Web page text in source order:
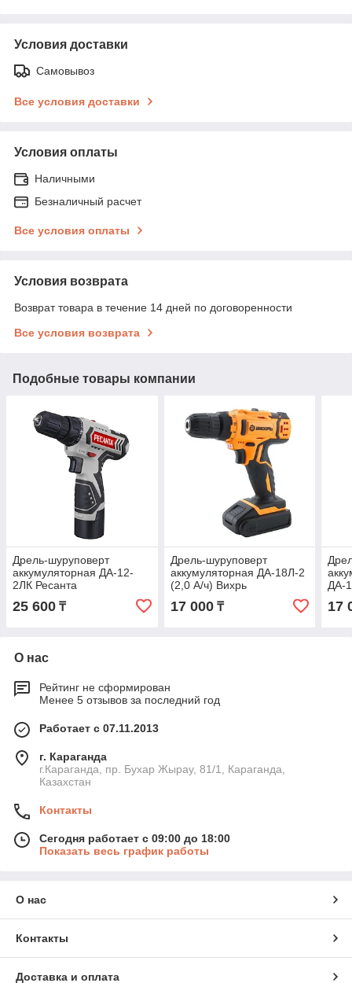
Условия доставки
Самовывоз
Все условия доставки
Условия оплаты
Наличными
Безналичный расчет
Все условия оплаты
Условия возврата
Возврат товара в течение 14 дней по договоренности
Все условия возврата
Подобные товары компании
Дрель-шуруповерт
аккумуляторная ДА-12-
2ЛК Ресанта
25 600 ₸
Дрель-шуруповерт
аккумуляторная ДА-18Л-2
(2,0 А/ч) Вихрь
17 000₸
ДА-
17
О нас
Рейтинг не сформирован
Менее 5 отзывов за последний год
Работает с 07.11.2013
г. Караганда
г.Караганда, пр. Бухар Жырау, 81/1, Караганда,
Казахстан
Контакты
Сегодня работает с 09:00 до 18:00
Показать весь график работы
О нас
Контакты
Доставка и оплата